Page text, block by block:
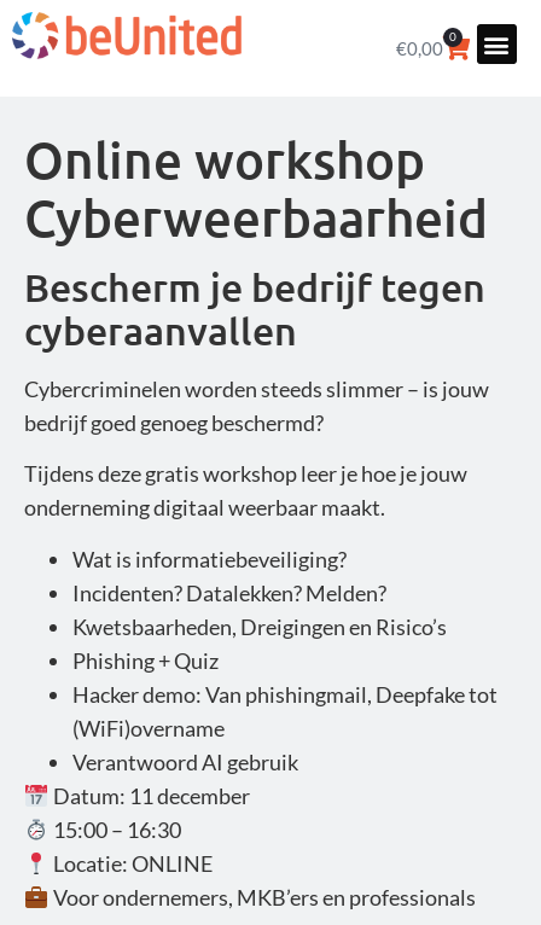
€0,00
0
Online workshop
Cyberweerbaarheid
Bescherm je bedrijf tegen
cyberaanvallen
Cybercriminelen worden steeds slimmer – is jouw
bedrijf goed genoeg beschermd?
Tijdens deze gratis workshop leer je hoe je jouw
onderneming digitaal weerbaar maakt.
Wat is informatiebeveiliging?
Incidenten? Datalekken? Melden?
Kwetsbaarheden, Dreigingen en Risico’s
Phishing + Quiz
Hacker demo: Van phishingmail, Deepfake tot
(WiFi)overname
Verantwoord AI gebruik
Datum: 11 december
15:00 – 16:30
Locatie: ONLINE
Voor ondernemers, MKB’ers en professionals